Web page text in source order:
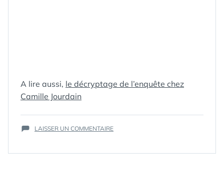
A lire aussi, le décryptage de l’enquête chez
Camille Jourdain
ÉTIQUETTES :
CM,COMMUNITY
MANAGER,
ENQUÊTE,FRANCE,PROFIL
SOCIAL MEDIA,WEB
LAISSER UN COMMENTAIRESUR
LES